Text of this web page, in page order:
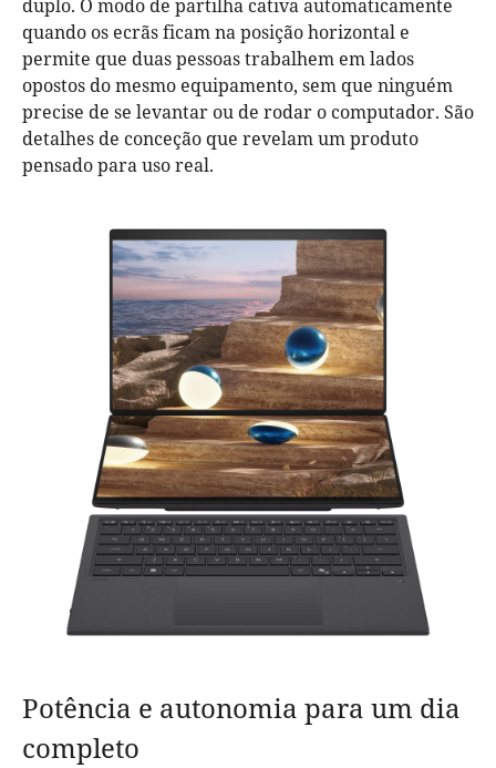
duplo. O modo de partilha cativa automaticamente
quando os ecrãs ficam na posição horizontal e
permite que duas pessoas trabalhem em lados
opostos do mesmo equipamento, sem que ninguém
precise de se levantar ou de rodar o computador. São
detalhes de conceção que revelam um produto
pensado para uso real.
Potência e autonomia para um dia
completo